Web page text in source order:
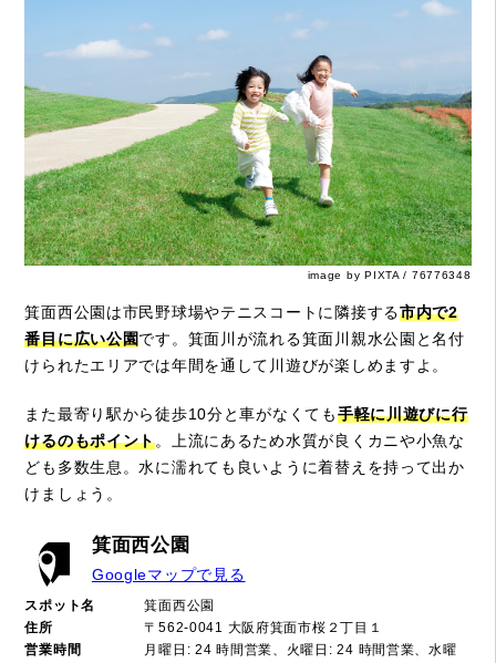
image by PIXTA / 76776348
箕面西公園は市民野球場やテニスコートに隣接する市内で2
番目に広い公園です。箕面川が流れる箕面川親水公園と名付
けられたエリアでは年間を通して川遊びが楽しめますよ。
また最寄り駅から徒歩10分と車がなくても手軽に川遊びに行
けるのもポイント。上流にあるため水質が良くカニや小魚な
ども多数生息。水に濡れても良いように着替えを持って出か
けましょう。
箕面西公園
Googleマップで見る
スポット名
箕面西公園
住所
〒562-0041 大阪府箕面市桜２丁目１
営業時間
月曜日: 24 時間営業、火曜日: 24 時間営業、水曜